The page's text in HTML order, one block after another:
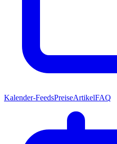
Kalender-FeedsPreiseArtikelFAQ